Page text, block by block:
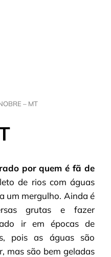
– MT
por quem é fã de
de rios com águas
um mergulho. Ainda é
grutas e fazer
ir em épocas de
pois as águas são
mas são bem geladas